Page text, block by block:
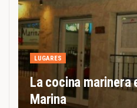
LUGARES
La cocina marinera
Marina